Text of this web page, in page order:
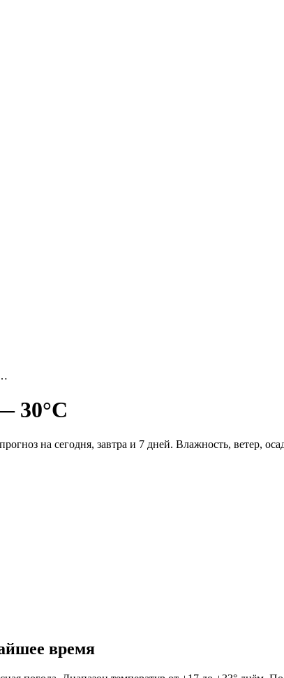
30°C
на сегодня, завтра и 7 дней. Влажность, ветер,
время